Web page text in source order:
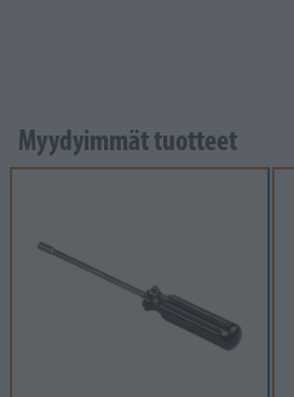
Myydyimmät tuotteet